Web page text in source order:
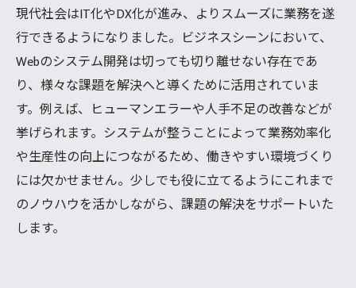
現代社会はIT化やDX化が進み、よりスムーズに業務を遂
行できるようになりました。ビジネスシーンにおいて、
Webのシステム開発は切っても切り離せない存在であ
り、様々な課題を解決へと導くために活用されていま
す。例えば、ヒューマンエラーや人手不足の改善などが
挙げられます。システムが整うことによって業務効率化
や生産性の向上につながるため、働きやすい環境づくり
には欠かせません。少しでも役に立てるようにこれまで
のノウハウを活かしながら、課題の解決をサポートいた
します。